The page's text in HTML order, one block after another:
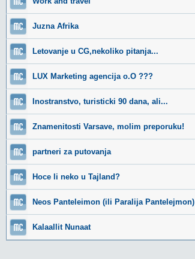
Juzna Afrika
Letovanje u CG,nekoliko pitanja...
LUX Marketing agencija o.O ???
Inostranstvo, turisticki 90 dana, ali...
Znamenitosti Varsave, molim preporuku!
partneri za putovanja
Hoce li neko u Tajland?
Neos Panteleimon (ili Paralija Pantelejmon)
Kalaallit Nunaat